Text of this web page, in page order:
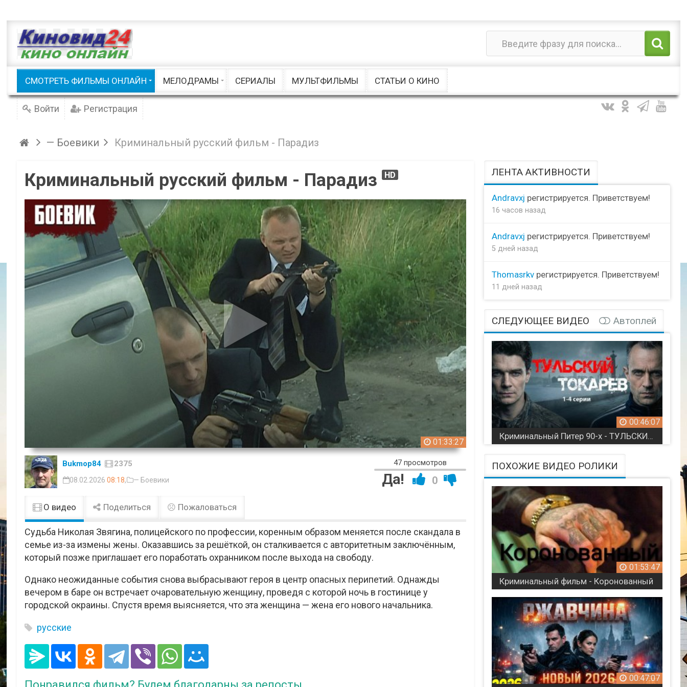
Смотреть фильмы онлайн
СМОТРЕТЬ ФИЛЬМЫ ОНЛАЙН
Семейные / Детские
Фэнтези
Документальные Шоу / Клипы
МЕЛОДРАМЫ
Русские мелодрамыСЕРИАЛЫ МУЛЬТФИЛЬМЫ СТАТЬИ О КИНО
Войти Регистрация
— Боевики Криминальный русский фильм - Парадиз
Криминальный русский фильм - Парадиз HD
01:33:27
47 просмотров
Да! 0
Bukmop84 2375
08.02.2026 08:18, — Боевики
О видео Поделиться Пожаловаться
Судьба Николая Звягина, полицейского по профессии, коренным образом меняется после скандала в
семье из-за измены жены. Оказавшись за решёткой, он сталкивается с авторитетным заключённым,
который позже приглашает его поработать охранником после выхода на свободу.
Однако неожиданные события снова выбрасывают героя в центр опасных перипетий. Однажды
вечером в баре он встречает очаровательную женщину, проведя с которой ночь в гостинице у
городской окраины. Спустя время выясняется, что эта женщина — жена его нового начальника.
русские
ЛЕНТА АКТИВНОСТИ
Andravxj регистрируется. Приветствуем!
16 часов назад
Andravxj регистрируется. Приветствуем!
5 дней назад
Thomasrkv регистрируется. Приветствуем!
11 дней назад
СЛЕДУЮЩЕЕ ВИДЕО Автоплей
00:46:07
ПОХОЖИЕ ВИДЕО РОЛИКИ
01:53:47
Криминальный фильм - Коронованный
00:47:07